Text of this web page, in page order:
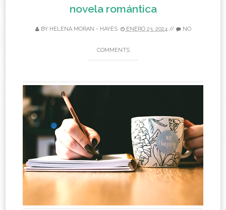
novela romántica
BY HELENA MORAN - HAYES ENERO 23, 2024// NO
COMMENTS